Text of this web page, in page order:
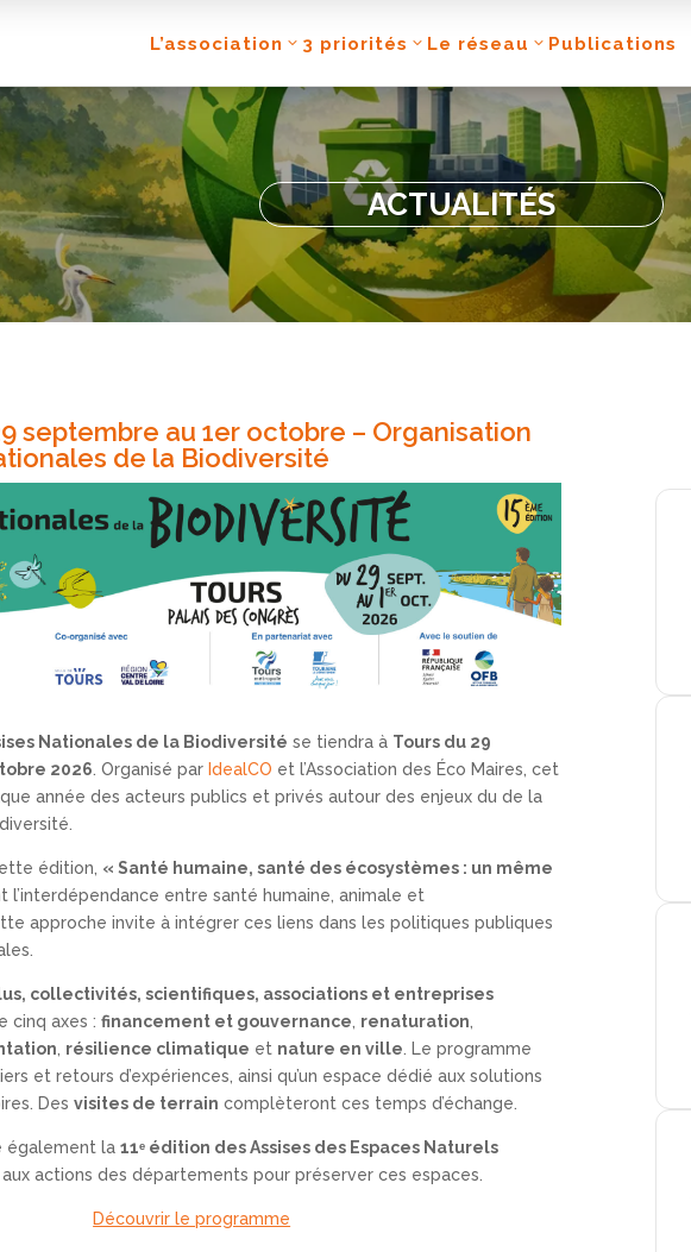
L’association 3 priorités Le réseau Publications
ACTUALITÉS
septembre au 1er octobre – Organisation
de la Biodiversité
Nationales de la Biodiversité se tiendra à Tours du 29
2026. Organisé par IdealCO et l’Association des Éco Maires, cet
année des acteurs publics et privés autour des enjeux du de la
édition, « Santé humaine, santé des écosystèmes : un même
l’interdépendance entre santé humaine, animale et
approche invite à intégrer ces liens dans les politiques publiques
collectivités, scientifiques, associations et entreprises
cinq axes :financement et gouvernance, renaturation,
, résilience climatique et nature en ville. Le programme
et retours d’expériences, ainsi qu’un espace dédié aux solutions
Desvisites de terrain complèteront ces temps d’échange.
également la11ᵉ édition des Assises des Espaces Naturels
actions des départements pour préserver ces espaces.
Découvrir le programme